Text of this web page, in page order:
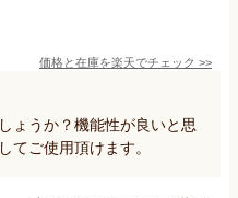
価格と在庫を楽天でチェック >>
ょうか？機能性が良いと思
てご使用頂けます。